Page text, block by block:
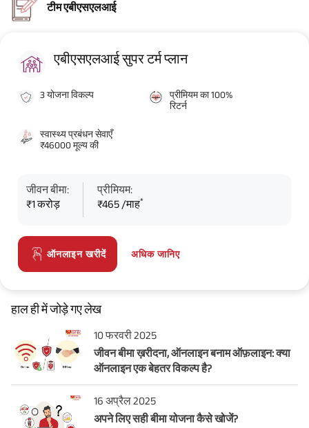
टीम एबीएसएलआई
एबीएसएलआई सुपर टर्म प्लान
3 योजना विकल्प
प्रीमियम का 100%
रिटर्न
स्वास्थ्य प्रबंधन सेवाएँ
₹46000 मूल्य की
जीवन बीमा:
₹1 करोड़
प्रीमियम:
₹465 /माह*
ऑनलाइन खरीदें अधिक जानिए
हाल ही में जोड़े गए लेख
10 फरवरी 2025
जीवन बीमा ख़रीदना, ऑनलाइन बनाम ऑफ़लाइन: क्या
ऑनलाइन एक बेहतर विकल्प है?
16 अप्रैल 2025
अपने लिए सही बीमा योजना कैसे खोजें?